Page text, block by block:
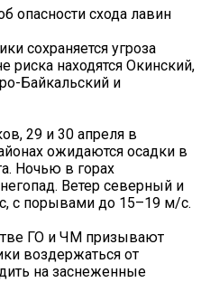
опасности схода лавин
сохраняется угроза
риска находятся Окинский,
Байкальский и
29 и 30 апреля в
ожидаются осадки в
Ночью в горах
Ветер северный и
с порывами до 15–19 м/с.
ГО и ЧМ призывают
воздержаться от
на заснеженные